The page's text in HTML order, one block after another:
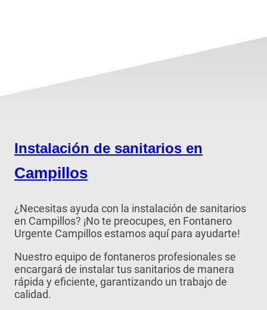
Instalación de sanitarios en
Campillos
¿Necesitas ayuda con la instalación de sanitarios
en Campillos? ¡No te preocupes, en Fontanero
Urgente Campillos estamos aquí para ayudarte!
Nuestro equipo de fontaneros profesionales se
encargará de instalar tus sanitarios de manera
rápida y eficiente, garantizando un trabajo de
calidad.